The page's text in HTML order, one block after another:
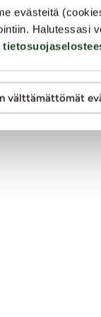
evästeitä
Halutessasi
välttämättömät
saa
Love for
lämpöä!
makuisen...
19.99 €